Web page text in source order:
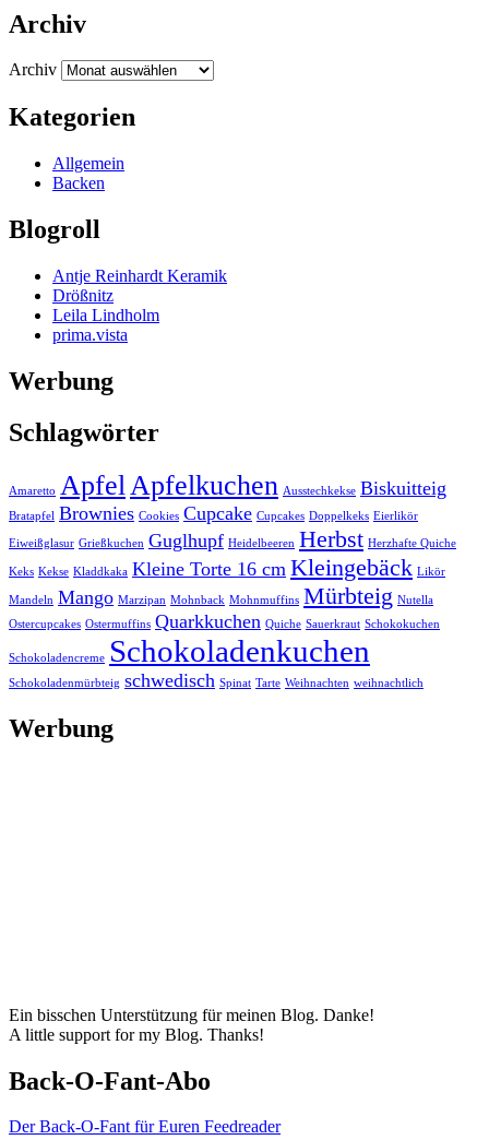
Archiv
Archiv
Kategorien
Allgemein
Backen
Blogroll
Antje Reinhardt Keramik
Drößnitz
Leila Lindholm
prima.vista
Werbung
Schlagwörter
Amaretto ApfelApfelkuchen Ausstechkekse Biskuitteig
Bratapfel Brownies Cookies Cupcake Cupcakes Doppelkeks Eierlikör
Eiweißglasur Grießkuchen Guglhupf Heidelbeeren Herbst Herzhafte Quiche
Keks Kekse Kladdkaka Kleine Torte 16 cm Kleingebäck Likör
Mandeln Mango Marzipan Mohnback Mohnmuffins Mürbteig Nutella
Ostercupcakes Ostermuffins Quarkkuchen Quiche Sauerkraut Schokokuchen
Schokoladencreme Schokoladenkuchen
Schokoladenmürbteig schwedisch Spinat Tarte Weihnachten weihnachtlich
Werbung
Ein bisschen Unterstützung für meinen Blog. Danke!
A little support for my Blog. Thanks!
Back-O-Fant-Abo
Der Back-O-Fant für Euren Feedreader